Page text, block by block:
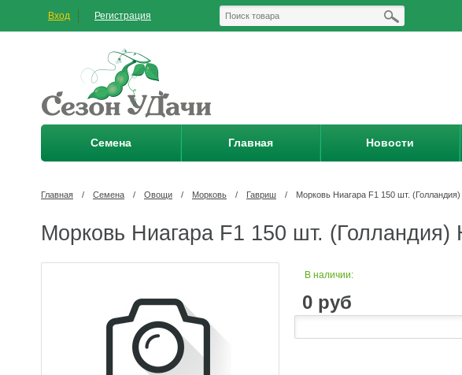
Вход Регистрация
Семена Главная Новости
Главная / Семена / Овощи / Морковь / Гавриш / Морковь Ниагара F1 150 шт.
Морковь Ниагара F1 150 шт. (Голландия)
В наличии:
0 руб